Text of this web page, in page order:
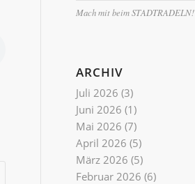
Mach mit beim STADTRADELN!
ARCHIV
Juli 2026 (3)
Juni 2026 (1)
Mai 2026 (7)
April 2026 (5)
März 2026 (5)
Februar 2026 (6)